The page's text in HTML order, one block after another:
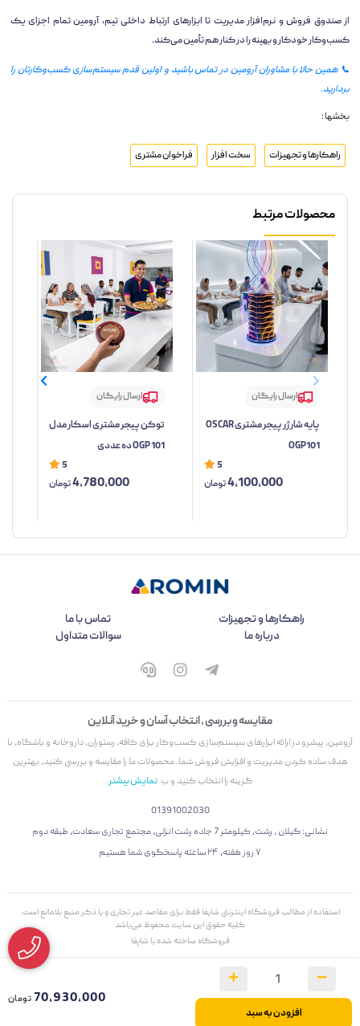
افزودن به سبد
70,930,000 تومان
از صندوق فروش و نرم‌افزار مدیریت تا ابزارهای ارتباط داخلی تیم، آرومین تمام اجزای یک
کسب‌وکار خودکار و بهینه را در کنار هم تأمین می‌کند.
📞 همین حالا با مشاوران آرومین در تماس باشید و اولین قدم سیستم‌سازی کسب‌وکارتان را
بردارید.
بخشها :
راهکارها و تجهیزات سخت افزار فراخوان مشتری
محصولات مرتبط
ارسال رایگان
پایه شارژر پیجر مشتری OSCAR
OGP101
5
4,100,000تومان
ارسال رایگان
توکن پیجر مشتری اسکار مدل
OGP 101 ده عددی
5
4,780,000تومان
راهکارها و تجهیزات
تماس با ما
درباره ما
سوالات متداول
مقایسه و بررسی ، انتخاب آسان و خرید آنلاین
آرومین، پیشرو در ارائه ابزارهای سیستم‌سازی کسب‌وکار برای کافه، رستوران، داروخانه و باشگاه، با
هدف ساده کردن مدیریت و افزایش فروش شما. محصولات ما را مقایسه و بررسی کنید، بهترین
گزینه را انتخاب کنید و ب نمایش بیشتر
01391002030
نشانی: گیلان ، رشت، کیلومتر 7 جاده رشت انزلی، مجتمع تجاری سعادت، طبقه دوم
۷ روز هفته، ۲۴ ساعته پاسخگوی شما هستیم
استفاده از مطالب فروشگاه اینترنتی شاپفا فقط برای مقاصد غیر تجاری و با ذکر منبع بلامانع است.
کليه حقوق اين سايت محفوظ می‌باشد
فروشگاه ساخته شده با شاپفا